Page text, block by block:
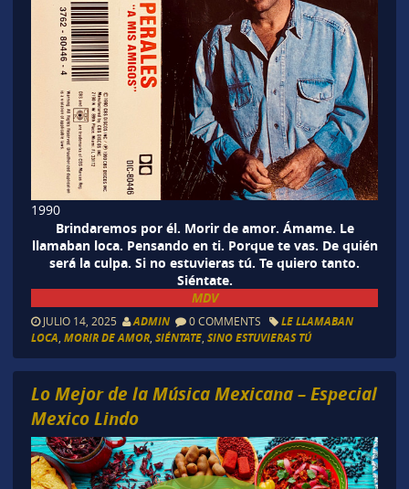
1990
Brindaremos por él. Morir de amor. Ámame. Le
llamaban loca. Pensando en ti. Porque te vas. De quién
será la culpa. Si no estuvieras tú. Te quiero tanto.
Siéntate.
MDV
JULIO 14, 2025 ADMIN 0 COMMENTS
LE LLAMABAN
LOCA, MORIR DE AMOR, SIÉNTATE, SINO ESTUVIERAS TÚ
Lo Mejor de la Música Mexicana – Especial
Mexico Lindo